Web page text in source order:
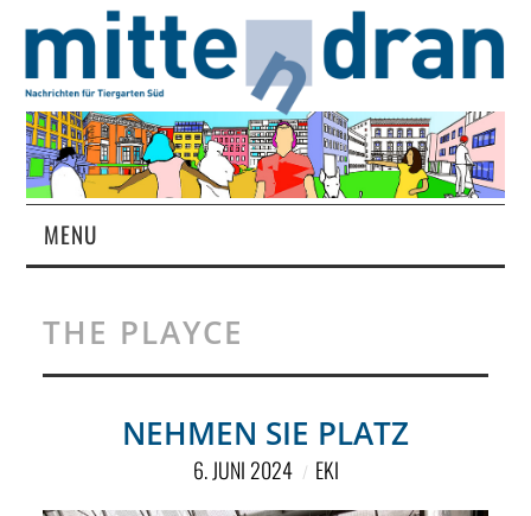
MENU
MAGAZIN
ÜBER UNS
THE PLAYCE
NEHMEN SIE PLATZ
6. JUNI 2024 EKI